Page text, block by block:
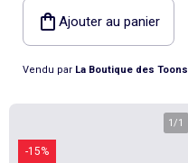
pastèqueAjouter au panier
Vendu par La Boutique des Toons
-15%
1 /1